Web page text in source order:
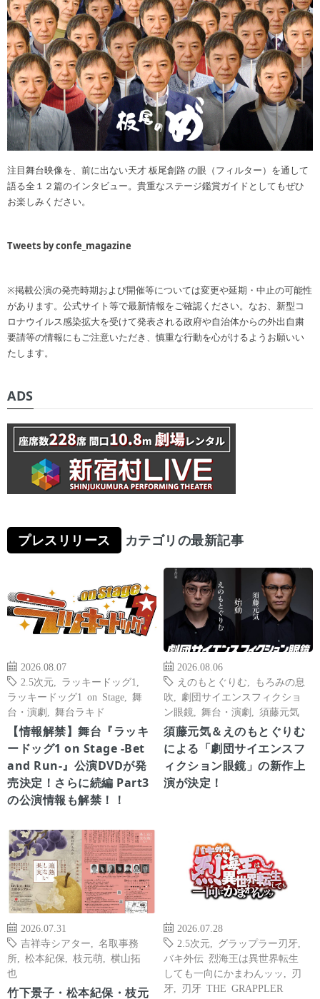
注目舞台映像を、前に出ない天才 板尾創路 の眼（フィルター）を通して
語る全１２篇のインタビュー。貴重なステージ鑑賞ガイドとしてもぜひ
お楽しみください。
Tweets by confe_magazine
※掲載公演の発売時期および開催等については変更や延期・中止の可能性
があります。公式サイト等で最新情報をご確認ください。なお、新型コ
ロナウイルス感染拡大を受けて発表される政府や自治体からの外出自粛
要請等の情報にもご注意いただき、慎重な行動を心がけるようお願いい
たします。
ADS
プレスリリース カテゴリの最新記事
2026.08.07
2.5次元
ラッキードッグ1
ラッキードッグ1 on Stage
舞
台・演劇
舞台ラキド
【情報解禁】舞台『ラッキ
ードッグ1 on Stage -Bet
and Run-』公演DVDが発
売決定！さらに続編 Part3
の公演情報も解禁！！
2026.08.06
えのもとぐりむ
もろみの息
吹
劇団サイエンスフィクショ
ン眼鏡
舞台・演劇 須藤元気
須藤元気＆えのもとぐりむ
による「劇団サイエンスフ
ィクション眼鏡」の新作上
演が決定！
2026.07.31
吉祥寺シアター
名取事務
所
松本紀保 枝元萌
横山拓
也
竹下景子・松本紀保・枝元
2026.07.28
2.5次元
グラップラー刃牙
バキ外伝 烈海王は異世界転生
しても一向にかまわんッッ
刃
牙
刃牙 THE GRAPPLER